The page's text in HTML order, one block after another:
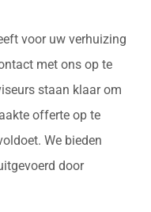
voor uw verhuizing
met ons op te
staan klaar om
offerte op te
We bieden
door